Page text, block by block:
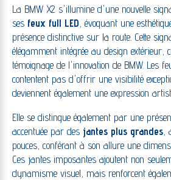
La BMW X2 s'illumine d'une nouvelle
ses feux full LED, évoquant une
présence distinctive sur la route. Cette
élégamment intégrée au design extérieur,
témoignage de l'innovation de BMW. Les
contentent pas d'offrir une visibilité
deviennent également une expression
Elle se distingue également par une
accentuée par des jantes plus grandes
pouces, conférant à son allure une
Ces jantes imposantes ajoutent non
dynamisme visuel, mais renforcent